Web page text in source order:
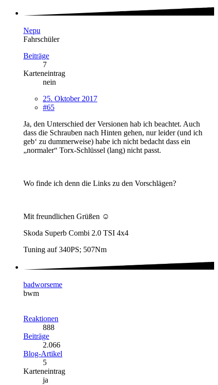
Nepu
Fahrschüler
Beiträge
7
Karteneintrag
nein
25. Oktober 2017
#65
Ja, den Unterschied der Versionen hab ich beachtet. Auch
dass die Schrauben nach Hinten gehen, nur leider (und ich
geb‘ zu dummerweise) habe ich nicht bedacht dass ein
„normaler“ Torx-Schlüssel (lang) nicht passt.
Wo finde ich denn die Links zu den Vorschlägen?
Mit freundlichen Grüßen ☺️
Skoda Superb Combi 2.0 TSI 4x4
Tuning auf 340PS; 507Nm
badworseme
bwm
Reaktionen
888
Beiträge
2.066
Blog-Artikel
5
Karteneintrag
ja